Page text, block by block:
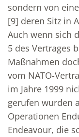
sondern von
[9] deren Sitz in
Auch wenn sich
5 des Vertrages
Maßnahmen
vom NATO-
im Jahre 1999
gerufen wurden
Operationen
Endeavour, die